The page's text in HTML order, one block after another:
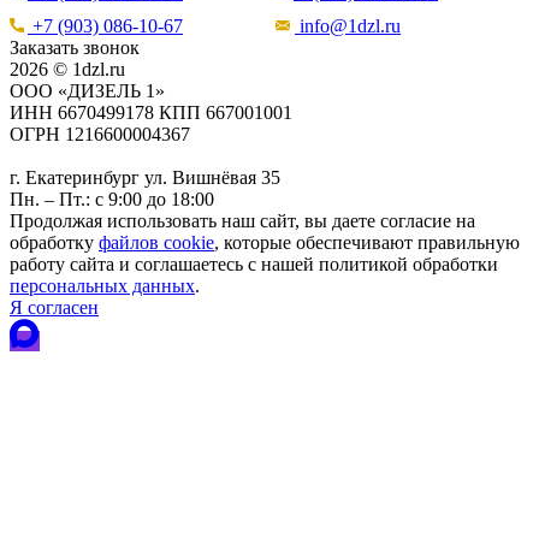
+7 (903) 086-10-67
info@1dzl.ru
Заказать звонок
2026 © 1dzl.ru
ООО «ДИЗЕЛЬ 1»
ИНН 6670499178 КПП 667001001
ОГРН 1216600004367
г. Екатеринбург ул. Вишнёвая 35
Пн. – Пт.: с 9:00 до 18:00
Продолжая использовать наш сайт, вы даете согласие на
обработку файлов cookie, которые обеспечивают правильную
работу сайта и соглашаетесь с нашей политикой обработки
персональных данных.
Я согласен